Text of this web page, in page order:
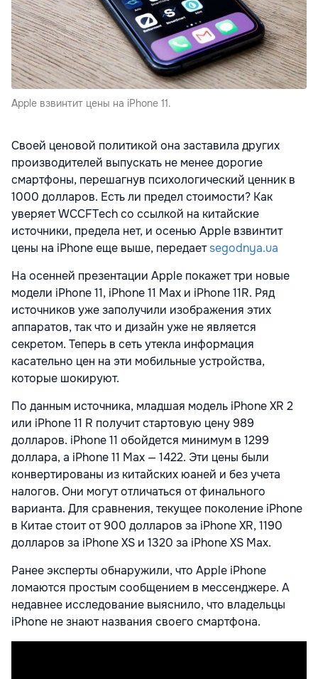
Apple взвинтит цены на iPhone 11.
Своей ценовой политикой она заставила других
производителей выпускать не менее дорогие
смартфоны, перешагнув психологический ценник в
1000 долларов. Есть ли предел стоимости? Как
уверяет WCCFTech со ссылкой на китайские
источники, предела нет, и осенью Apple взвинтит
цены на iPhone еще выше, передаетsegodnya.ua
На осенней презентации Apple покажет три новые
модели iPhone 11, iPhone 11 Max и iPhone 11R. Ряд
источников уже заполучили изображения этих
аппаратов, так что и дизайн уже не является
секретом. Теперь в сеть утекла информация
касательно цен на эти мобильные устройства,
которые шокируют.
По данным источника, младшая модель iPhone XR 2
или iPhone 11 R получит стартовую цену 989
долларов. iPhone 11 обойдется минимум в 1299
доллара, а iPhone 11 Max — 1422. Эти цены были
конвертированы из китайских юаней и без учета
налогов. Они могут отличаться от финального
варианта. Для сравнения, текущее поколение iPhone
в Китае стоит от 900 долларов за iPhone XR, 1190
долларов за iPhone XS и 1320 за iPhone XS Max.
Ранее эксперты обнаружили, что Apple iPhone
ломаются простым сообщением в мессенджере. А
недавнее исследование выяснило, что владельцы
iPhone не знают названия своего смартфона.